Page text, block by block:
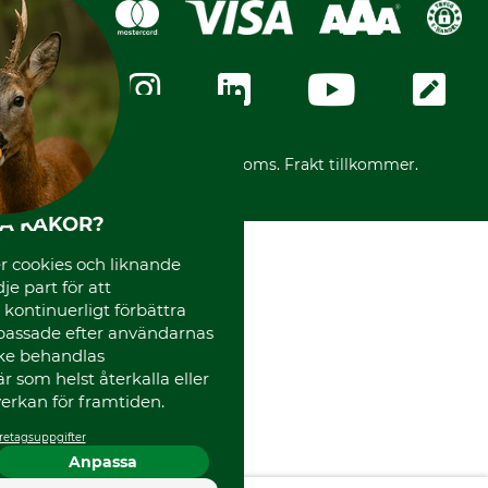
Dataskydd
Integritetspolicy
Ångerrätt
Ångerrätt för din beställning
Reklamationer
Frakter
GRUBE-Gruppen
Företagsuppgifter
Karriär
Vår personal
Varumärken
Mässor
Instagram TOS
Media
Code of Conduct
*Alla priser inklusive moms. Frakt tillkommer.
KAKOR?
cookies och liknande
part för att
kontinuerligt förbättra
efter användarnas
behandlas
som helst återkalla eller
för framtiden.
Anpassa